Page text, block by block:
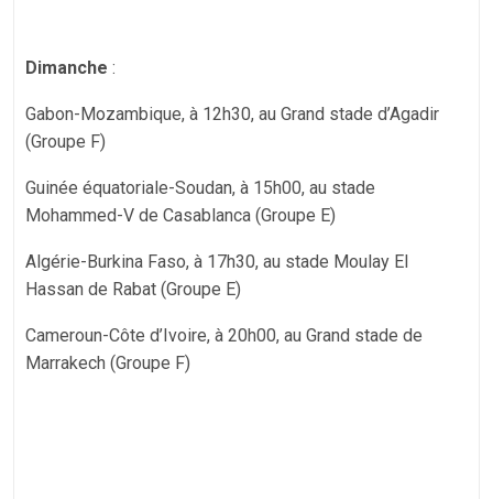
Dimanche :
Gabon-Mozambique, à 12h30, au Grand stade d’Agadir
(Groupe F)
Guinée équatoriale-Soudan, à 15h00, au stade
Mohammed-V de Casablanca (Groupe E)
Algérie-Burkina Faso, à 17h30, au stade Moulay El
Hassan de Rabat (Groupe E)
Cameroun-Côte d’Ivoire, à 20h00, au Grand stade de
Marrakech (Groupe F)